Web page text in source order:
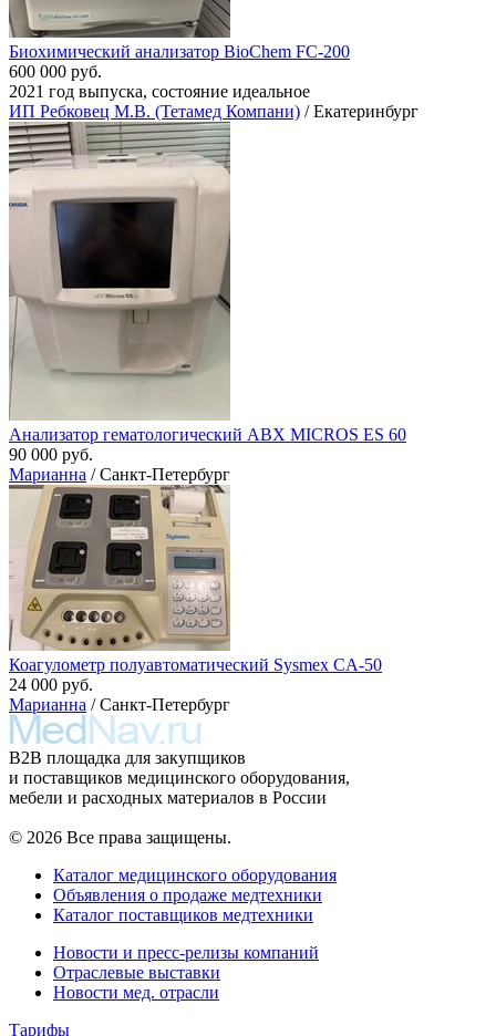
Биохимический анализатор BioChem FC-200
600 000 руб.
2021 год выпуска, состояние идеальное
ИП Ребковец М.В. (Тетамед Компани) / Екатеринбург
Анализатор гематологический ABX MICROS ES 60
90 000 руб.
Марианна / Санкт-Петербург
Коагулометр полуавтоматический Sysmex CA-50
24 000 руб.
Марианна / Санкт-Петербург
B2B площадка для закупщиков
и поставщиков медицинского оборудования,
мебели и расходных материалов в России
© 2026 Все права защищены.
Каталог медицинского оборудования
Объявления о продаже медтехники
Каталог поставщиков медтехники
Новости и пресс-релизы компаний
Отраслевые выставки
Новости мед. отрасли
Тарифы